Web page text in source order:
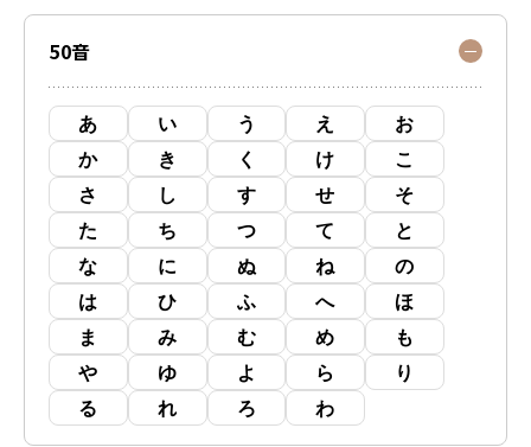
50音
あ い う え
お
か
き く け
こ
さ
し す せ
そ
た
ち つ て
と
な
に ぬ ね
の
は
ひ ふ へ
ほ
ま
み む め
も
や
ゆ よ ら
り
る
れ ろ わ